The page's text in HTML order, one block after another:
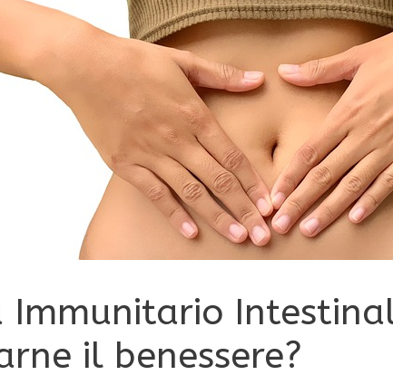
Immunitario
il benessere?